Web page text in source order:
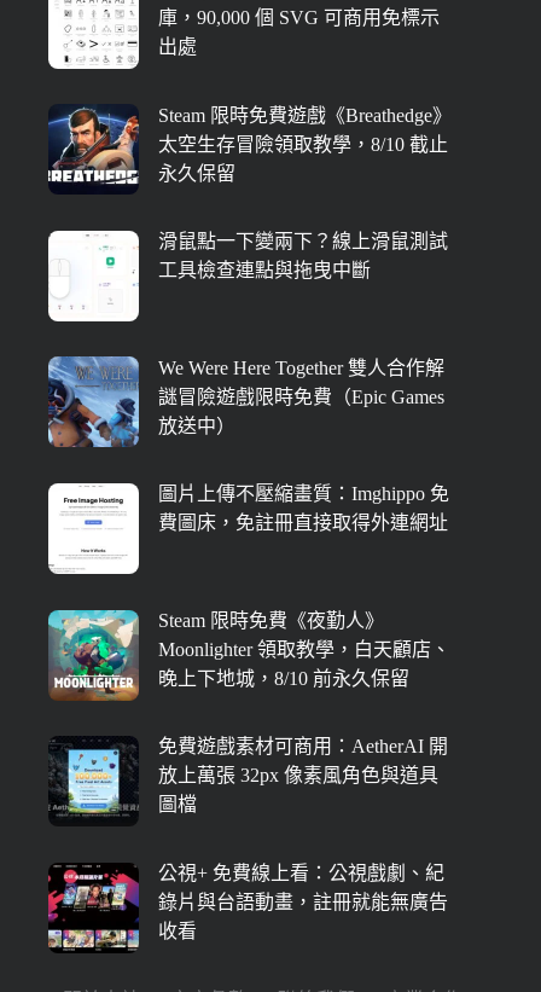
庫，90,000 個 SVG 可商用免標示
出處
Steam 限時免費遊戲《Breathedge》
太空生存冒險領取教學，8/10 截止
永久保留
滑鼠點一下變兩下？線上滑鼠測試
工具檢查連點與拖曳中斷
We Were Here Together 雙人合作解
謎冒險遊戲限時免費（Epic Games
放送中）
圖片上傳不壓縮畫質：Imghippo 免
費圖床，免註冊直接取得外連網址
Steam 限時免費《夜勤人》
Moonlighter 領取教學，白天顧店、
晚上下地城，8/10 前永久保留
免費遊戲素材可商用：AetherAI 開
放上萬張 32px 像素風角色與道具
圖檔
公視+ 免費線上看：公視戲劇、紀
錄片與台語動畫，註冊就能無廣告
收看